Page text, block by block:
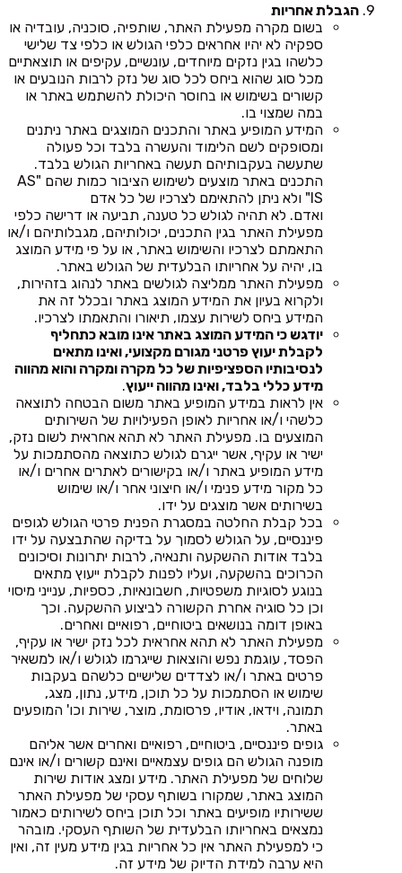
הגבלת אחריות
בשום מקרה מפעילת האתר, שותפיה, סוכניה, עובדיה או
ספקיה לא יהיו אחראים כלפי הגולש או כלפי צד שלישי
כלשהו בגין נזקים מיוחדים, עונשיים, עקיפים או תוצאתיים
מכל סוג שהוא ביחס לכל סוג של נזק לרבות הנובעים או
קשורים בשימוש או בחוסר היכולת להשתמש באתר או
במה שמצוי בו.
המידע המופיע באתר והתכנים המוצגים באתר ניתנים
ומסופקים לשם הלימוד והעשרה בלבד וכל פעולה
שתעשה בעקבותיהם תעשה באחריות הגולש בלבד.
התכנים באתר מוצעים לשימוש הציבור כמות שהם "AS
IS" ולא ניתן להתאימם לצרכיו של כל אדם
ואדם. לא תהיה לגולש כל טענה, תביעה או דרישה כלפי
מפעילת האתר בגין התכנים, יכולותיהם, מגבלותיהם ו/או
התאמתם לצרכיו והשימוש באתר, או על פי מידע המוצג
בו, יהיה על אחריותו הבלעדית של הגולש באתר.
מפעילת האתר ממליצה לגולשים באתר לנהוג בזהירות,
ולקרוא בעיון את המידע המוצג באתר ובכלל זה את
המידע ביחס לשירות עצמו, תיאורו והתאמתו לצרכיו.
יודגש כי המידע המוצג באתר אינו מובא כתחליף
לקבלת יעוץ פרטני מגורם מקצועי, ואינו מתאים
לנסיבותיו הספציפיות של כל מקרה ומקרה והוא מהווה
מידע כללי בלבד, ואינו מהווה ייעוץ.
אין לראות במידע המופיע באתר משום הבטחה לתוצאה
כלשהי ו/או אחריות לאופן הפעילויות של השירותים
המוצעים בו. מפעילת האתר לא תהא אחראית לשום נזק,
ישיר או עקיף, אשר ייגרם לגולש כתוצאה מהסתמכות על
מידע המופיע באתר ו/או בקישורים לאתרים אחרים ו/או
כל מקור מידע פנימי ו/או חיצוני אחר ו/או שימוש
בשירותים אשר מוצגים על ידו.
בכל קבלת החלטה במסגרת הפנית פרטי הגולש לגופים
פיננסיים, על הגולש לסמוך על בדיקה שהתבצעה על ידו
בלבד אודות ההשקעה ותנאיה, לרבות יתרונות וסיכונים
הכרוכים בהשקעה, ועליו לפנות לקבלת ייעוץ מתאים
בנוגע לסוגיות משפטיות, חשבונאיות, כספיות, ענייני מיסוי
וכן כל סוגיה אחרת הקשורה לביצוע ההשקעה. וכך
באופן דומה בנושאים ביטוחיים, רפואיים ואחרים.
מפעילת האתר לא תהא אחראית לכל נזק ישיר או עקיף,
הפסד, עוגמת נפש והוצאות שייגרמו לגולש ו/או למשאיר
פרטים באתר ו/או לצדדים שלישיים כלשהם בעקבות
שימוש או הסתמכות על כל תוכן, מידע, נתון, מצג,
תמונה, וידאו, אודיו, פרסומת, מוצר, שירות וכו' המופעים
באתר.
גופים פיננסיים, ביטוחיים, רפואיים ואחרים אשר אליהם
מופנה הגולש הם גופים עצמאיים ואינם קשורים ו/או אינם
שלוחים של מפעילת האתר. מידע ומצג אודות שירות
המוצג באתר, שמקורו בשותף עסקי של מפעילת האתר
ששירותיו מופיעים באתר וכל תוכן ביחס לשירותים כאמור
נמצאים באחריותו הבלעדית של השותף העסקי. מובהר
כי למפעילת האתר אין כל אחריות בגין מידע מעין זה, ואין
היא ערבה למידת הדיוק של מידע זה.